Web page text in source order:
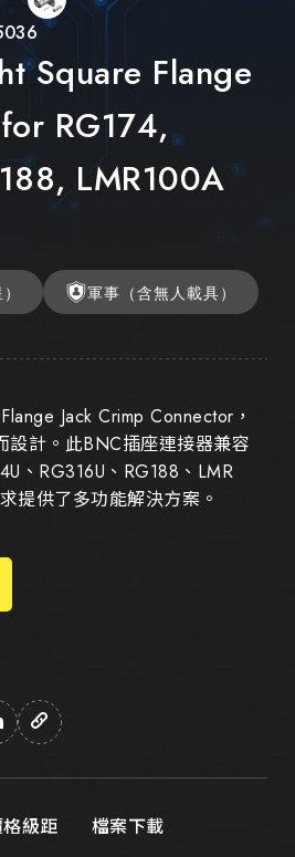
Square Flange
RG174,
LMR100A
軍事（含無人載具）
Jack Crimp Connector，
設計。此BNC插座連接器兼容
、RG316U、RG188、LMR
提供了多功能解決方案。
級距 檔案下載